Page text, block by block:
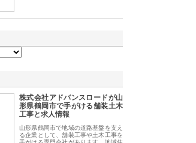
株式会社アドバンスロードが山
形県鶴岡市で手がける舗装土木
工事と求人情報
山形県鶴岡市で地域の道路基盤を支え
る企業として、舗装工事や土木工事を